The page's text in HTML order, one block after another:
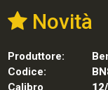
Novità
Produttore:
Codice:
Calibro